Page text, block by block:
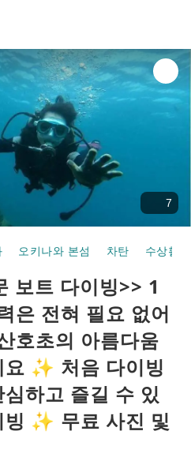
7
오키나와 본섬 차탄 수상활동
보트 다이빙>> 1
은 전혀 필요 없어
호초의 아름다움
✨ 처음 다이빙
하고 즐길 수 있
✨ 무료 사진 및